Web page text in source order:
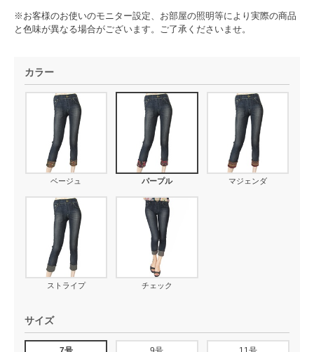
※お客様のお使いのモニター設定、お部屋の照明等により実際の商品
と色味が異なる場合がございます。ご了承くださいませ。
カラー
ベージュ パープル マジェンダ
ストライプ チェック
サイズ